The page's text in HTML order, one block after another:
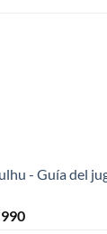
- Guía del
El